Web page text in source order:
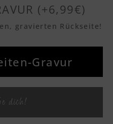
(+6,99€)
gravierten Rückseite!
Gravur
dich!